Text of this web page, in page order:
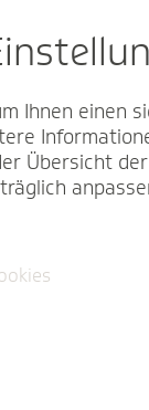
Ihnen einen
Übersicht der